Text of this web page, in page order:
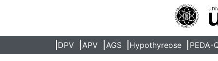
DPV APV AGS Hypothyreose PEDA-